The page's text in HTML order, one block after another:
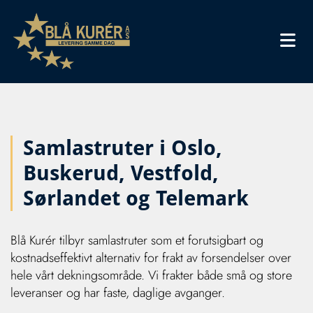
Samlastruter i Oslo,
Buskerud, Vestfold,
Sørlandet og Telemark
Blå Kurér tilbyr samlastruter som et forutsigbart og
kostnadseffektivt alternativ for frakt av forsendelser over
hele vårt dekningsområde. Vi frakter både små og store
leveranser og har faste, daglige avganger.